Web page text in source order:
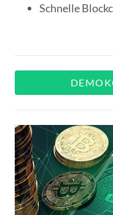
Schnelle